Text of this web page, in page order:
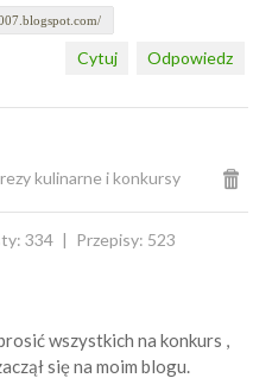
Odpowiedz
Cytuj
kulinarne i konkursy
334
Przepisy: 523
wszystkich na konkurs ,
się na moim blogu.